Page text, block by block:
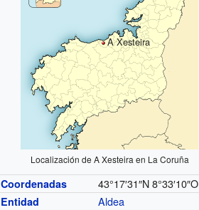
A Xesteira
Localización de A Xesteira en La Coruña
Coordenadas 43°17′31″N 8°33′10″O
Entidad
Aldea